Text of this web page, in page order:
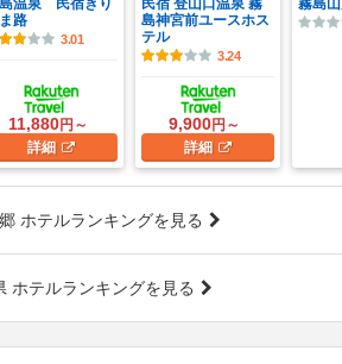
温泉 民宿きり
路
3.01
11,880円～
詳細
民宿 登山口温泉 霧
島神宮前ユースホス
テル
3.24
9,900円～
詳細
霧島
ホテルランキングを見る
ホテルランキングを見る